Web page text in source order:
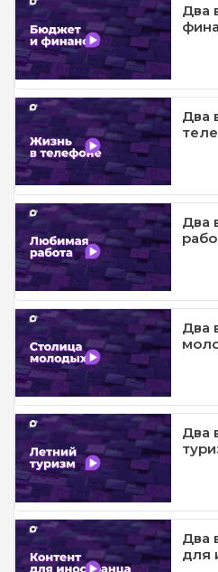
Два
Два
Два
Два
Два
Два
для